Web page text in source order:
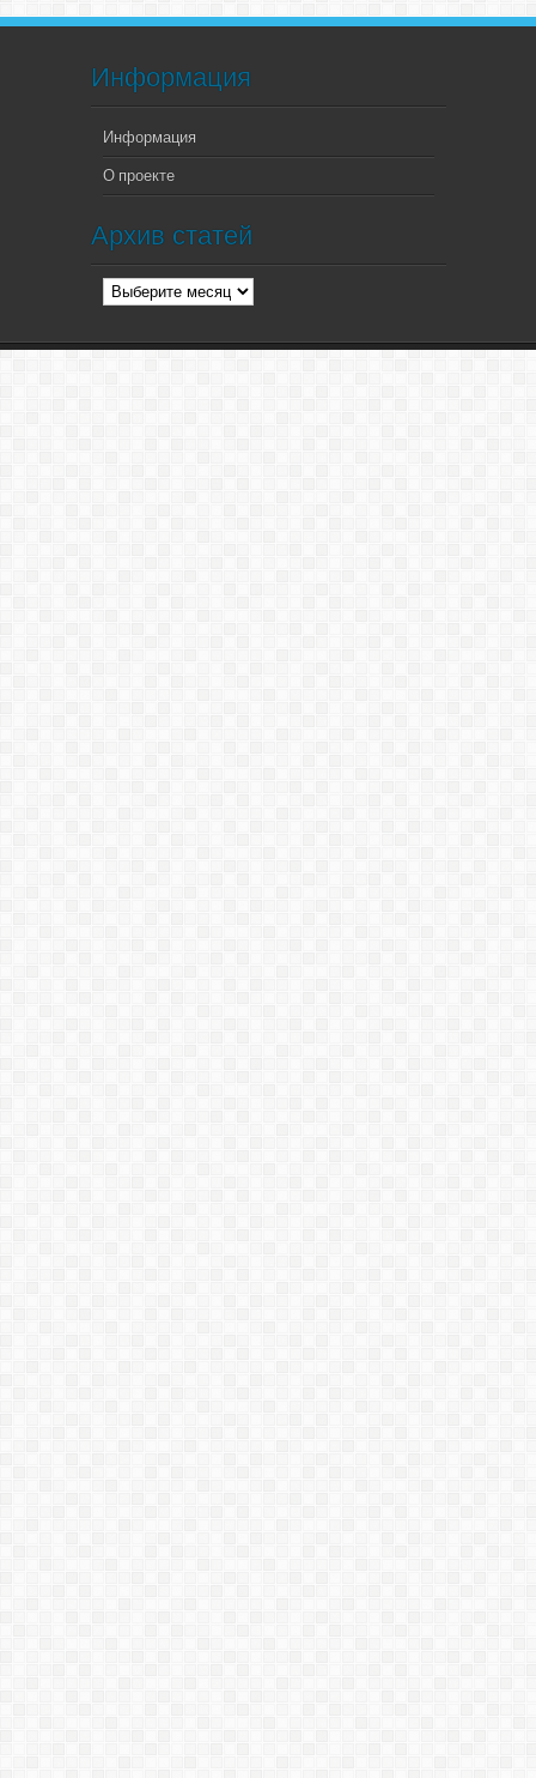
Информация
Информация
О проекте
Архив статей
Архив
статей